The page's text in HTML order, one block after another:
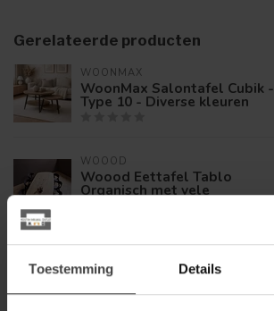
Toestemming Details
Gerelateerde producten
WOONMAX
WoonMax Salontafel Cubik -
Type 10 - Diverse kleuren
WOOOD
Woood Eettafel Tablo
Organisch met vele
WOONMAX
WoonMax Salontafel Cubik -
Type 3 - Diverse kleuren